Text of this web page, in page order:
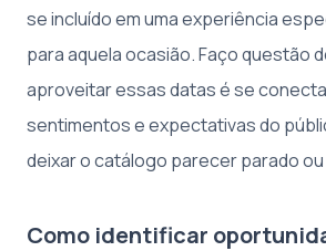
se incluído em uma experiência
para aquela ocasião. Faço questão
aproveitar essas datas é se
sentimentos e expectativas do
deixar o catálogo parecer parado
Como identificar